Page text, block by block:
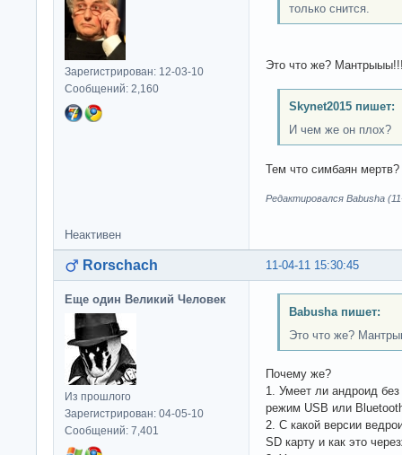
Зарегистрирован: 12-03-10
Сообщений: 2,160
только снится.
Это что же?
Skynet2015 пишет:
И чем же он плох?
Тем что симбаян мертв?
Редактировался Babusha
Неактивен
11-04-11 15:30:45
Rorschach
Еще один Великий Человек
Из прошлого
Зарегистрирован: 04-05-10
Сообщений: 7,401
Babusha пишет:
Это что же?
Почему же?
1. Умеет ли андроид
режим USB или
2. С какой версии
SD карту и как это